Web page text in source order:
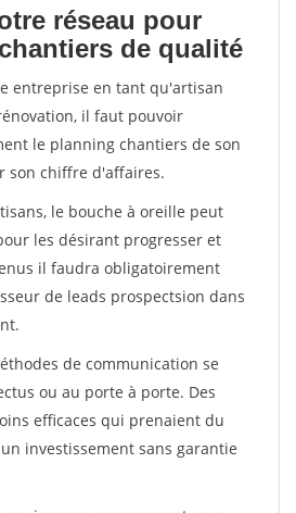
réseau pour
de qualité
entreprise en tant qu'artisan
il faut pouvoir
le planning chantiers de son
son chiffre d'affaires.
le bouche à oreille peut
les désirant progresser et
il faudra obligatoirement
de leads prospectsion dans
de communication se
ou au porte à porte. Des
efficaces qui prenaient du
investissement sans garantie